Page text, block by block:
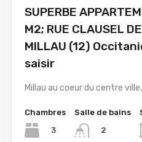
SUPERBE
M2; RUE CLAUSEL
MILLAU (12)
saisir
Millau au coeur du centre
Chambres
3
Salle de bains
2